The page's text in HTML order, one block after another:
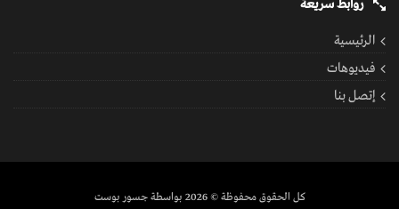
روابط سريعة
الرئيسية
فيديوهات
إتصل بنا
كل الحقوق محفوظة© 2026 بواسطة جسور بوست